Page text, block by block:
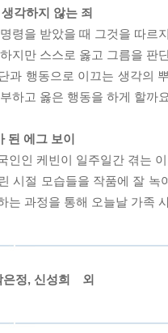
각하지 않는 죄
령을 받았을 때 그것을 따르
지만 스스로 옳고 그름을 판
과 행동으로 이끄는 생각의
하고 옳은 행동을 하게 할까
된 에그 보이
인인 케빈이 일주일간 겪는
시절 모습들을 작품에 잘
는 과정을 통해 오늘날 가족
은정, 신성희 외